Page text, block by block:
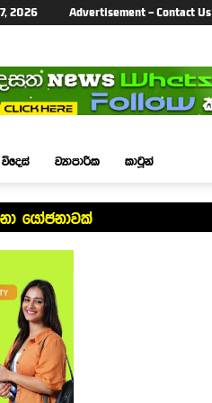
2026 Advertisement – Contact Us
විදෙස් ව්‍යාපාරික කාටූන්
යෝජනාවක්